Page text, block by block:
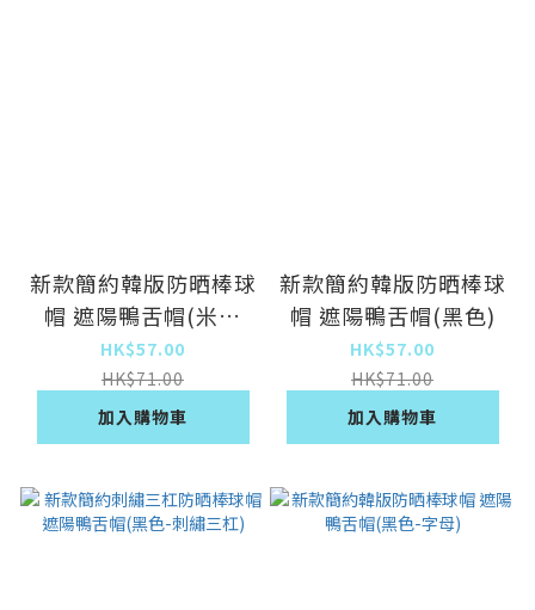
新款簡約韓版防晒棒球
帽 遮陽鴨舌帽(米白
色)
HK$57.00
HK$71.00
加入購物車
新款簡約韓版防晒棒球
帽 遮陽鴨舌帽(黑色)
HK$57.00
HK$71.00
加入購物車